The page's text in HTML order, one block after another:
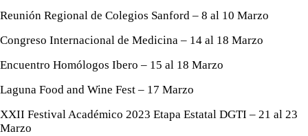
Reunión Regional de Colegios Sanford – 8 al 10 Marzo
Congreso Internacional de Medicina – 14 al 18 Marzo
Encuentro Homólogos Ibero – 15 al 18 Marzo
Laguna Food and Wine Fest – 17 Marzo
XXII Festival Académico 2023 Etapa Estatal DGTI – 21 al 23
Marzo